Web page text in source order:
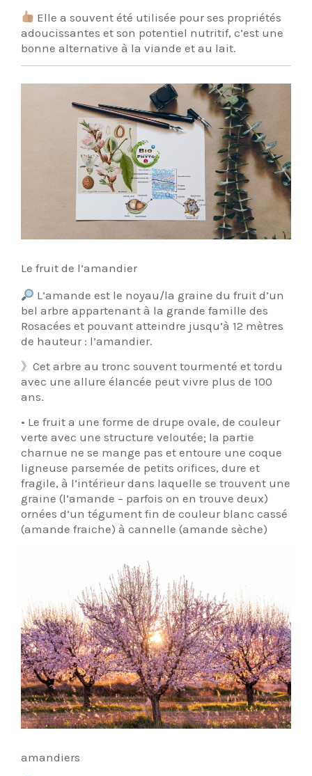
Elle a souvent été utilisée pour ses propriétés
adoucissantes et son potentiel nutritif, c’est une
bonne alternative à la viande et au lait.
Le fruit de l’amandier
L’amande est le noyau/la graine du fruit d’un
bel arbre appartenant à la grande famille des
Rosacées et pouvant atteindre jusqu’à 12 mètres
de hauteur : l’amandier.
》Cet arbre au tronc souvent tourmenté et tordu
avec une allure élancée peut vivre plus de 100
ans.
• Le fruit a une forme de drupe ovale, de couleur
verte avec une structure veloutée; la partie
charnue ne se mange pas et entoure une coque
ligneuse parsemée de petits orifices, dure et
fragile, à l’intérieur dans laquelle se trouvent une
graine (l’amande – parfois on en trouve deux)
ornées d’un tégument fin de couleur blanc cassé
(amande fraiche) à cannelle (amande sèche)
amandiers